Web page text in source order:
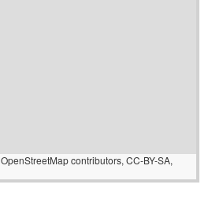
OpenStreetMapcontributors, CC-BY-SA,